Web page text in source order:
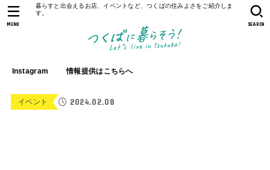
暮らすと出会えるお店、イベントなど、つくばの住みよさをご紹介しま
す。
Instagram 情報提供はこちらへ
SEARCH
MENU
イベント 2024.02.08